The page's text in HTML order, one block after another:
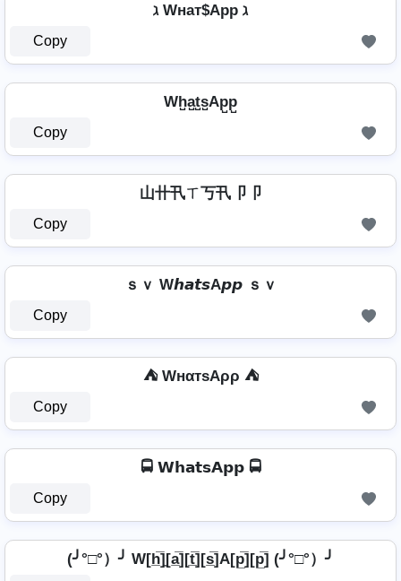
ℷ Wнат$App ℷ
Copy
Wh̺a̺t̺s̺Ap̺p̺
Copy
山卄卂ㄒ丂卂卩卩
Copy
ｓｖ W𝙝𝙖𝙩𝙨A𝙥𝙥 ｓｖ
Copy
⛺ WнαтѕAρρ ⛺
Copy
🚍 𝗪𝗵𝗮𝘁𝘀𝗔𝗽𝗽 🚍
Copy
(╯°□°）╯ W[h̲̅]̼[a̲̅][t̲̅][s̲̅]A[p̲̅][p̲̅] (╯°□°）╯